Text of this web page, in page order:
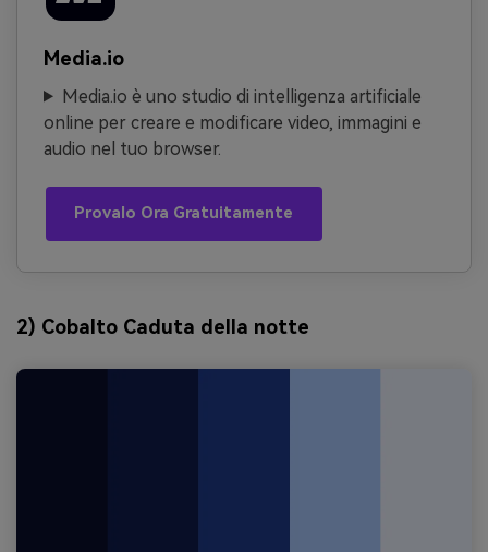
Media.io
Media.io è uno studio di intelligenza artificiale
online per creare e modificare video, immagini e
audio nel tuo browser.
Provalo Ora Gratuitamente
2) Cobalto Caduta della notte